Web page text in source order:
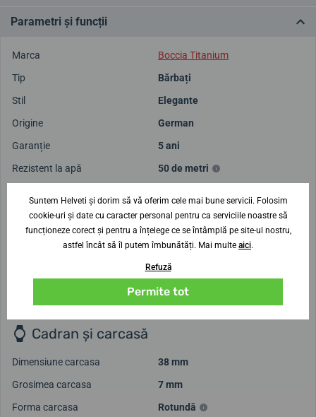
Parametri și funcții
Marca
Boccia Titanium
Tip
Bărbați
Stil
Elegante
Origine
German
Garanție
5 ani
Rezistent la apă
50 de metri
Conduce
Calibru
Seiko VX32
Precizia mersului în secunde
±15 s / lună
Cadran și carcasă
Dimensiune carcasa
38 mm
Grosimea carcasa
7 mm
Forma carcasa
Rotundă
Suntem Helveti și dorim să vă oferim cele mai bune servicii. Folosim
cookie-uri și date cu caracter personal pentru ca serviciile noastre să
funcționeze corect și pentru a înțelege ce se întâmplă pe site-ul nostru,
astfel încât să îl putem îmbunătăți. Mai multe aici.
Refuză
Permite tot